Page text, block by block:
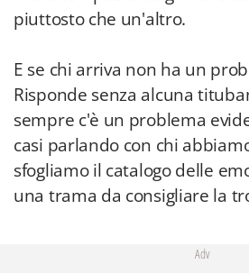
piuttosto che un'altro.
E se chi arriva non ha un
Risponde senza alcuna
sempre c'è un problema
casi parlando con chi
sfogliamo il catalogo delle
una trama da consigliare la
Adv